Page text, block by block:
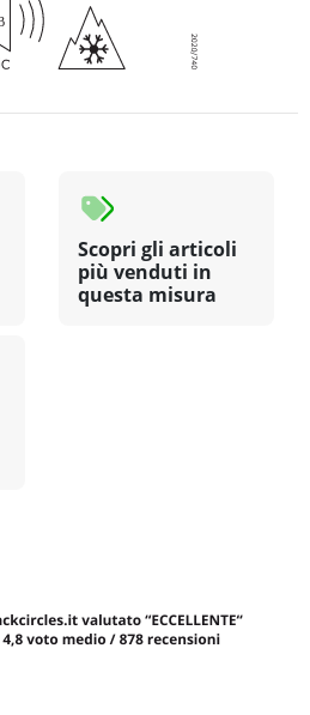
Scopri gli articoli
più venduti in
questa misura